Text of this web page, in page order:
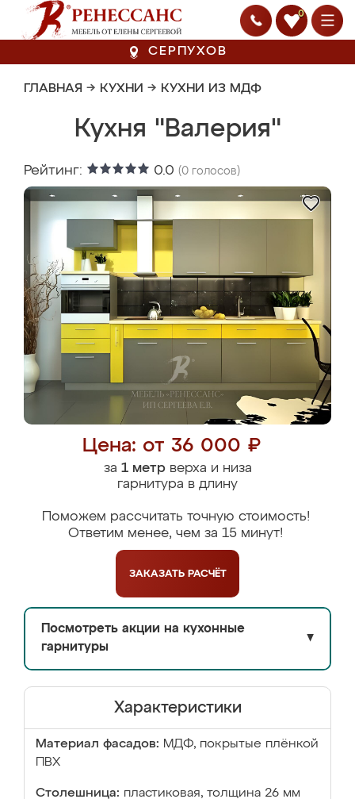
0
СЕРПУХОВ
ГЛАВНАЯ → КУХНИ → КУХНИ ИЗ МДФ
Кухня "Валерия"
Рейтинг: 0.0 (0 голосов)
Цена: от 36 000 ₽
за 1 метрверха и низа
гарнитура в длину
Поможем рассчитать точную стоимость!
Ответим менее, чем за 15 минут!
ЗАКАЗАТЬ РАСЧЁТ
Посмотреть акции на кухонные
гарнитуры
▼
Характеристики
Материал фасадов: МДФ, покрытые плёнкой
ПВХ
Столешница: пластиковая, толщина 26 мм